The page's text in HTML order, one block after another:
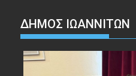
ΔΗΜΟΣ ΙΩΑΝΝΙΤΩΝ